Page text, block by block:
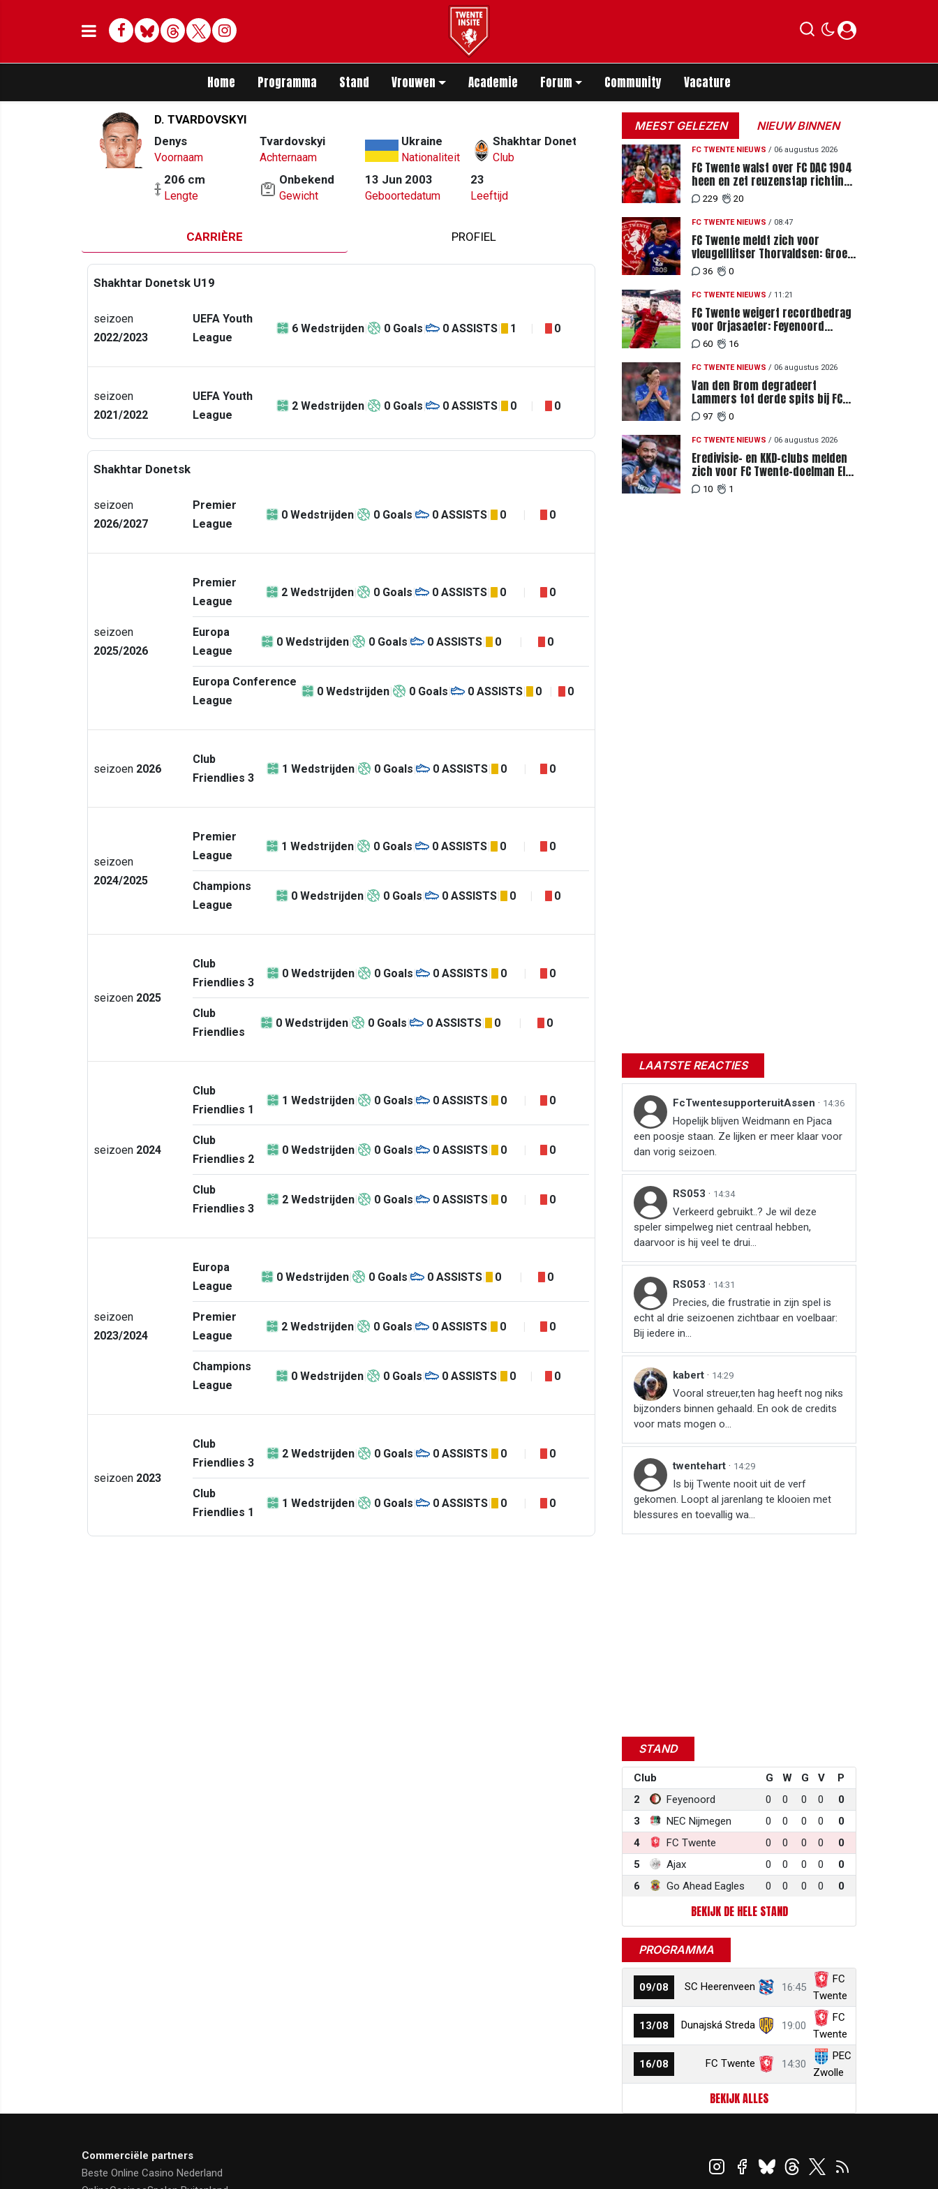
Facebook
BlueskyThreadsTwitterDelen op Whatsapp
Home Programma Stand Vrouwen Academie Forum Community Vacature
D. TVARDOVSKYI
Denys
Voornaam
Tvardovskyi
Achternaam
Ukraine
Nationaliteit
Shakhtar Donetsk
Club
206 cm
Lengte
Onbekend
Gewicht
13 Jun 2003
Geboortedatum
23
Leeftijd
CARRIÈRE PROFIEL
Shakhtar Donetsk U19
seizoen
2022/2023
UEFA Youth
League
6 Wedstrijden 0 Goals 0 ASSISTS 1 0
seizoen
2021/2022
UEFA Youth
League
2 Wedstrijden 0 Goals 0 ASSISTS 0 0
Shakhtar Donetsk
seizoen
2026/2027
Premier
League
0 Wedstrijden 0 Goals 0 ASSISTS 0 0
seizoen
2025/2026
Premier
League
2 Wedstrijden 0 Goals 0 ASSISTS 0 0
Europa
League
0 Wedstrijden 0 Goals 0 ASSISTS 0 0
Europa Conference
League
0 Wedstrijden 0 Goals 0 ASSISTS 0 0
seizoen 2026
Club
Friendlies 3
1 Wedstrijden 0 Goals 0 ASSISTS 0 0
seizoen
2024/2025
Premier
League
1 Wedstrijden 0 Goals 0 ASSISTS 0 0
Champions
League
0 Wedstrijden 0 Goals 0 ASSISTS 0 0
seizoen 2025
Club
Friendlies 3
0 Wedstrijden 0 Goals 0 ASSISTS 0 0
Club
Friendlies
0 Wedstrijden 0 Goals 0 ASSISTS 0 0
seizoen 2024
Club
Friendlies 1
1 Wedstrijden 0 Goals 0 ASSISTS 0 0
Club
Friendlies 2
0 Wedstrijden 0 Goals 0 ASSISTS 0 0
Club
Friendlies 3
2 Wedstrijden 0 Goals 0 ASSISTS 0 0
seizoen
2023/2024
Europa
League
0 Wedstrijden 0 Goals 0 ASSISTS 0 0
Premier
League
2 Wedstrijden 0 Goals 0 ASSISTS 0 0
Champions
League
0 Wedstrijden 0 Goals 0 ASSISTS 0 0
seizoen 2023
Club
Friendlies 3
2 Wedstrijden 0 Goals 0 ASSISTS 0 0
Club
Friendlies 1
1 Wedstrijden 0 Goals 0 ASSISTS 0 0
MEEST GELEZEN NIEUW BINNEN
FC TWENTE NIEUWS / 06 augustus 2026
FC Twente walst over FC DAC 1904
heen en zet reuzenstap richting
de play-offs
229 20
FC TWENTE NIEUWS / 08:47
FC Twente meldt zich voor
vleugelflitser Thorvaldsen: Groen
licht voor miljoenenbod
36 0
FC TWENTE NIEUWS / 11:21
FC Twente weigert recordbedrag
voor Orjasaeter: Feyenoord
genoemd na megabod
60 16
FC TWENTE NIEUWS / 06 augustus 2026
Van den Brom degradeert
Lammers tot derde spits bij FC
Twente
97 0
FC TWENTE NIEUWS / 06 augustus 2026
Eredivisie- en KKD-clubs melden
zich voor FC Twente-doelman El
Maach
10 1
LAATSTE REACTIES
FcTwentesupporteruitAssen · 14:36
Hopelijk blijven Weidmann en Pjaca
een poosje staan. Ze lijken er meer klaar voor
dan vorig seizoen.
RS053 · 14:34
Verkeerd gebruikt..? Je wil deze
speler simpelweg niet centraal hebben,
daarvoor is hij veel te drui...
RS053 · 14:31
Precies, die frustratie in zijn spel is
echt al drie seizoenen zichtbaar en voelbaar:
Bij iedere in...
kabert · 14:29
Vooral streuer,ten hag heeft nog niks
bijzonders binnen gehaald. En ook de credits
voor mats mogen o...
twentehart · 14:29
Is bij Twente nooit uit de verf
gekomen. Loopt al jarenlang te klooien met
blessures en toevallig wa...
STAND
Club G W G V
P
2
Feyenoord 0 0 0 0
0
3
NEC Nijmegen 0 0 0 0
0
4
FC Twente 0 0 0 0
0
5
Ajax 0 0 0 0
0
6
Go Ahead Eagles 0 0 0 0 0
BEKIJK DE HELE STAND
PROGRAMMA
09/08 SC Heerenveen 16:45
FC
Twente
13/08 Dunajská Streda 19:00
FC
Twente
16/08 FC Twente 14:30
PEC
Zwolle
BEKIJK ALLES
Commerciële partners
Beste Online Casino Nederland